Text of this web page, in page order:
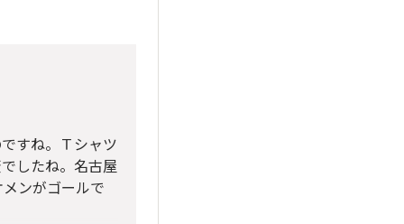
すね。Ｔシャツ
したね。名古屋
ンがゴールで